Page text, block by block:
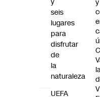
seis
lugares
para
disfrutar
de
la
naturaleza
UEFA